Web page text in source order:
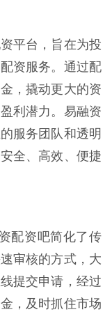
平台，旨在为投
资服务。通过配
，撬动更大的资
利潜力。易融资
服务团队和透明
全、高效、便捷
配资吧简化了传
审核的方式，大
提交申请，经过
，及时抓住市场